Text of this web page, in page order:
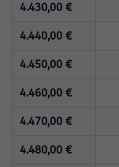
4.430,00 €
4.440,00 €
4.450,00 €
4.460,00 €
4.470,00 €
4.480,00 €